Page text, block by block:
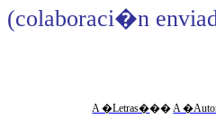
(colaboraci�n
A �Letras���A